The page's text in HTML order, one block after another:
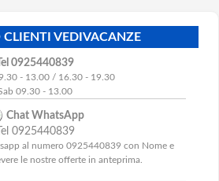
CLIENTI VEDIVACANZE
Tel 0925440839
- 13.00 / 16.30 - 19.30
09.30 - 13.00
Chat WhatsApp
Tel 0925440839
al numero 0925440839 con Nome e
le nostre offerte in anteprima.